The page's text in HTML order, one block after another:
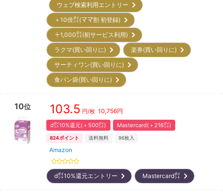
ウェブ検索利用エントリー
＋10倍㌽(ママ割 初登録)
＋1,000㌽(初サービス利用)
ラクマ(買い回りに)
楽券(買い回りに)
サーティワン(買い回りに)
食パン袋(買い回りに)
10位 103.5 円/枚 10,756円
d㌽10%還元(＋500㌽) Mastercard(＋216㌽)
824ポイント 送料無料 96枚入
Amazon
d㌽10%還元エントリー Mastercard㌽